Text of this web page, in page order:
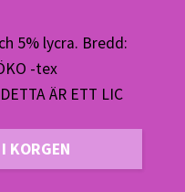
5% lycra. Bredd:
-tex
ÄR ETT LIC
KORGEN